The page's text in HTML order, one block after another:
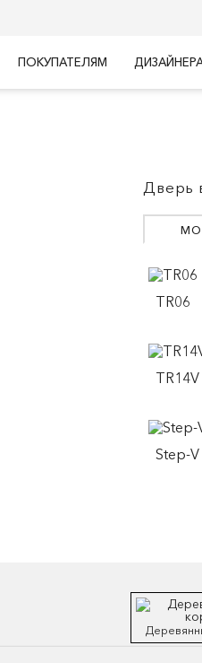
ПОКУПАТЕЛЯМ
Дверь
TR06
TR14V
Step-V